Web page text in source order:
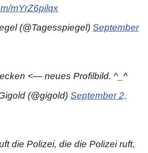
mYrZ6pilqx
(@Tagesspiegel) September
<— neues Profilbild. ^_^
(@gigold) September 2,
die Polizei, die die Polizei ruft,